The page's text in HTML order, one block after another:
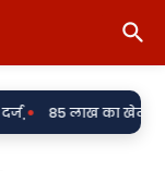
का खेल या पारदर्शिता